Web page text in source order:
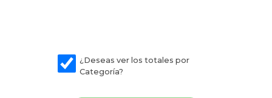
¿Deseas ver los totales por
Categoría?